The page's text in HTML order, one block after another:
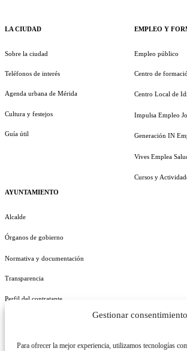
Gestionar consentimiento
Para ofrecer la mejor experiencia, utilizamos tecnologías
LA CIUDAD
Sobre la ciudad
Teléfonos de interés
Agenda urbana de Mérida
Cultura y festejos
Guía útil
AYUNTAMIENTO
Alcalde
Órganos de gobierno
Normativa y documentación
Transparencia
Perfil del contratante
EMPLEO Y
Empleo público
Centro de
Centro Local de
Impulsa Empleo
Generación IN
Vives Emplea
Cursos y